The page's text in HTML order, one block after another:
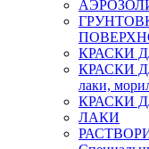
АЭРОЗОЛИ
КРАСКИ
КРАСКИ
лаки,
КРАСКИ
ЛАКИ